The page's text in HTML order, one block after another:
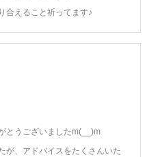
合えること祈ってます♪
とうございましたm(__)m
が、アドバイスをたくさんいた